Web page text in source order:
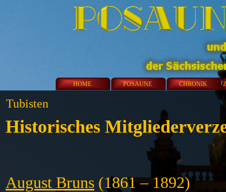
HOME POSAUNE CHRONIK
Tubisten
Historisches
August Bruns (1861 – 1892)